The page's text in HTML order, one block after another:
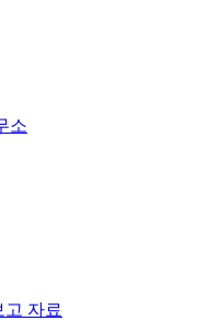
소
고 자료